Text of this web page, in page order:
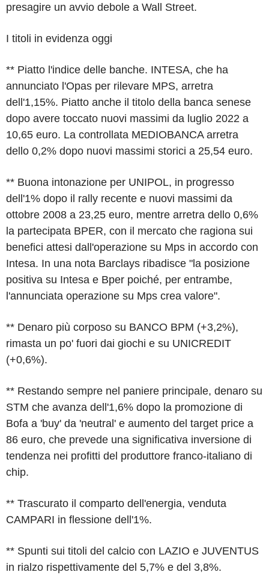
presagire un avvio debole a Wall Street.
I titoli in evidenza oggi
** Piatto l'indice delle banche. INTESA, che ha
annunciato l'Opas per rilevare MPS, arretra
dell'1,15%. Piatto anche il titolo della banca senese
dopo avere toccato nuovi massimi da luglio 2022 a
10,65 euro. La controllata MEDIOBANCA arretra
dello 0,2% dopo nuovi massimi storici a 25,54 euro.
** Buona intonazione per UNIPOL, in progresso
dell'1% dopo il rally recente e nuovi massimi da
ottobre 2008 a 23,25 euro, mentre arretra dello 0,6%
la partecipata BPER, con il mercato che ragiona sui
benefici attesi dall'operazione su Mps in accordo con
Intesa. In una nota Barclays ribadisce "la posizione
positiva su Intesa e Bper poiché, per entrambe,
l'annunciata operazione su Mps crea valore".
** Denaro più corposo su BANCO BPM (+3,2%),
rimasta un po' fuori dai giochi e su UNICREDIT
(+0,6%).
** Restando sempre nel paniere principale, denaro su
STM che avanza dell'1,6% dopo la promozione di
Bofa a 'buy' da 'neutral' e aumento del target price a
86 euro, che prevede una significativa inversione di
tendenza nei profitti del produttore franco-italiano di
chip.
** Trascurato il comparto dell'energia, venduta
CAMPARI in flessione dell'1%.
** Spunti sui titoli del calcio con LAZIO e JUVENTUS
in rialzo rispettivamente del 5,7% e del 3,8%.